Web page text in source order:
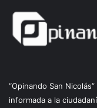
“Opinando San
informada a la